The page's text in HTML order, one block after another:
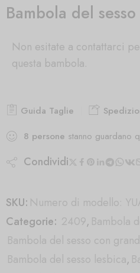
Bambola del
Non esitate a contattarci
questa bambola.
Guida Taglie
8 persone stanno guardano
Condividi
SKU: Numero di modello:
Categorie: 2409, Bambola
Bambola del sesso con
Bambola del sesso lesbica,